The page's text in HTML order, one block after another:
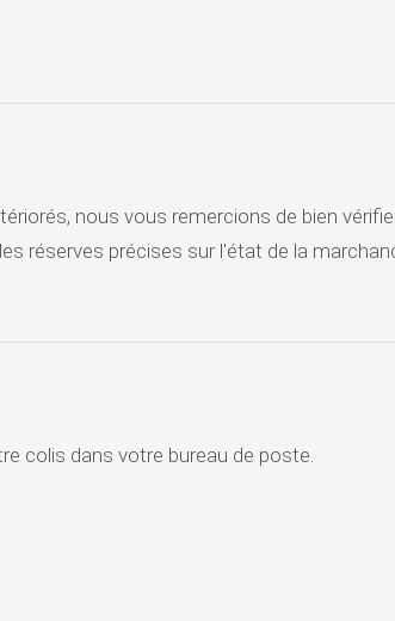
nous vous remercions de bien
réserves précises sur l'état de la
colis dans votre bureau de poste.